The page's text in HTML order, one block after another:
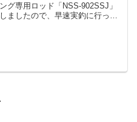
グ専用ロッド「NSS-902SSJ」
ましたので、早速実釣に行って